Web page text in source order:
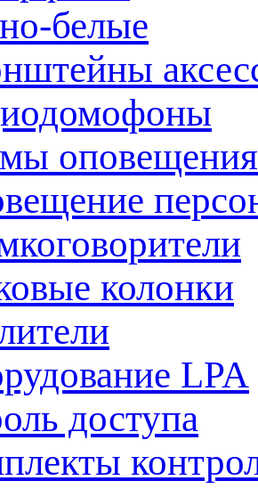
белые
оповещения
колонки
LPA
доступа